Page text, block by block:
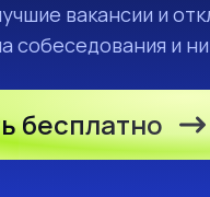
вакансии и
собеседования и
бесплатно